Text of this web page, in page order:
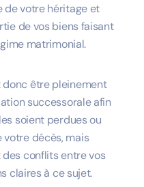
de votre héritage et
de vos biens faisant
matrimonial.
être pleinement
successorale afin
soient perdues ou
décès, mais
des conflits entre vos
claires à ce sujet.